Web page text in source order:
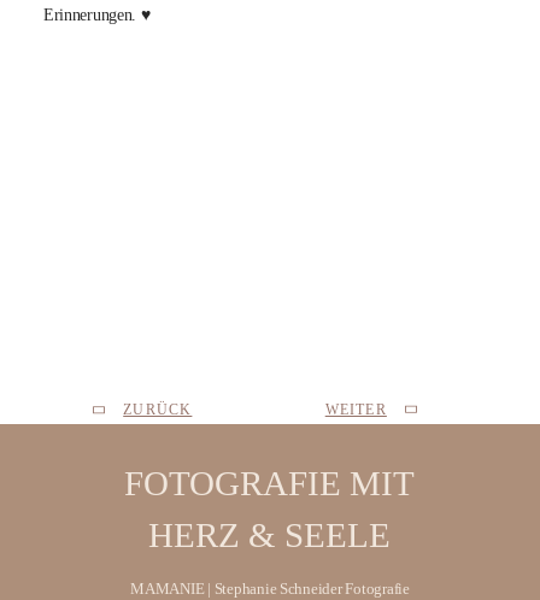
Erinnerungen. ♥︎
ZURÜCK WEITER
FOTOGRAFIE MIT
HERZ & SEELE
MAMANIE | Stephanie Schneider Fotografie